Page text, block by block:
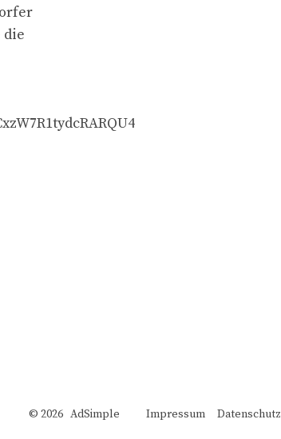
die
© 2026 AdSimple Impressum Datenschutz